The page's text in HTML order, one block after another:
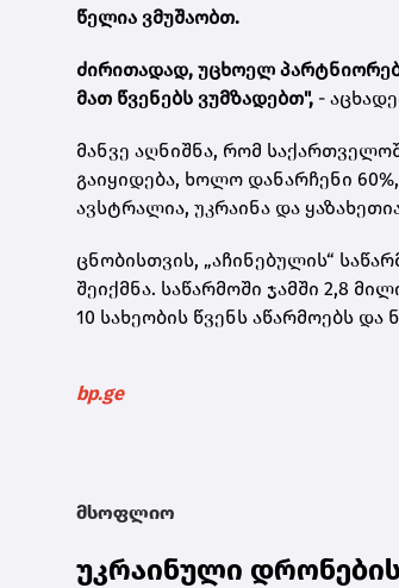
წელია ვმუშაობთ.
ძირითადად, უცხოელ
მათ წვენებს ვუმზადებთ", -
მანვე აღნიშნა, რომ
გაიყიდება, ხოლო დანარჩენი
ავსტრალია, უკრაინა და
ცნობისთვის, „აჩინებულის“
შეიქმნა. საწარმოში ჯამში 2,8
10 სახეობის წვენს აწარმოებს
bp.ge
მსოფლიო
უკრაინული